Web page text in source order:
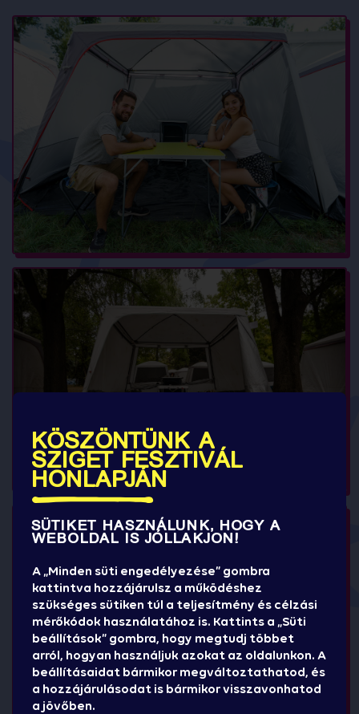
KÖSZÖNTÜNK A
SZIGET FESZTIVÁL
HONLAPJÁN
SÜTIKET HASZNÁLUNK, HOGY A
WEBOLDAL IS JÓLLAKJON!
A „Minden süti engedélyezése” gombra
kattintva hozzájárulsz a működéshez
szükséges sütiken túl a teljesítmény és célzási
mérőkódok használatához is. Kattints a „Süti
beállítások” gombra, hogy megtudj többet
arról, hogyan használjuk azokat az oldalunkon. A
beállításaidat bármikor megváltoztathatod, és
a hozzájárulásodat is bármikor visszavonhatod
a jövőben.